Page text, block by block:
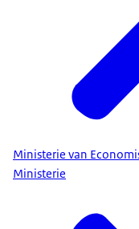
Ministerie van
Ministerie